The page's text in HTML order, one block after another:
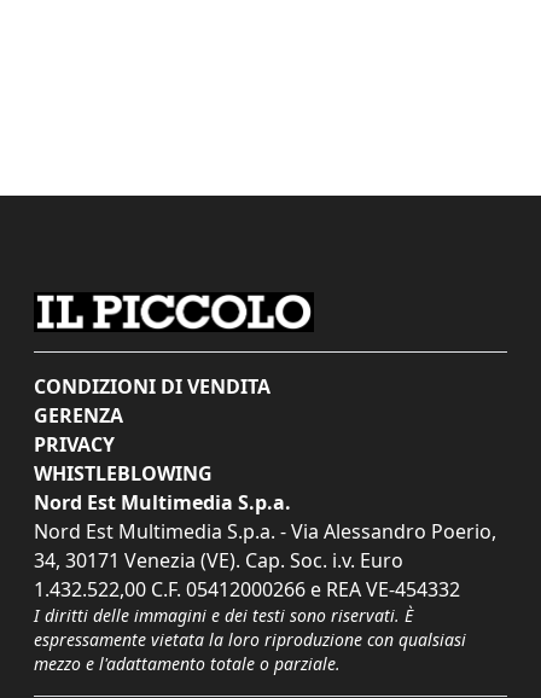
CONDIZIONI DI VENDITA
GERENZA
PRIVACY
WHISTLEBLOWING
Nord Est Multimedia S.p.a.
Nord Est Multimedia S.p.a. - Via Alessandro Poerio,
34, 30171 Venezia (VE). Cap. Soc. i.v. Euro
1.432.522,00 C.F. 05412000266 e REA VE-454332
I diritti delle immagini e dei testi sono riservati. È
espressamente vietata la loro riproduzione con qualsiasi
mezzo e l'adattamento totale o parziale.